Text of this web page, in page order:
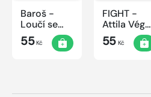
Baroš -
Loučí se
dravec
55Kč
FIGHT -
Attila Végh
vs. Karlos
Vémola
55Kč